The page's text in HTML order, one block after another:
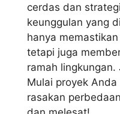
cerdas dan
keunggulan yang
hanya
tetapi juga
ramah
Mulai proyek
rasakan